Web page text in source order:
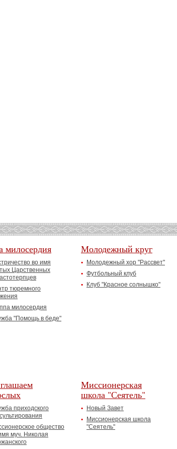
милосердия
во имя
Царственных
тюремного
милосердия
"Помощь в беде"
Молодежный круг
Молодежный хор "Рассвет"
Футбольный клуб
Клуб "Красное солнышко"
приходского
общество
муч. Николая
Миссионерская
школа "Сеятель"
Новый Завет
Миссионерская школа
"Сеятель"